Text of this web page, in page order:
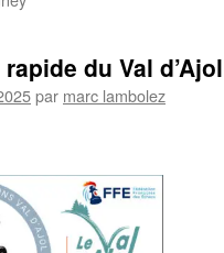
du Val
par marc lambolez